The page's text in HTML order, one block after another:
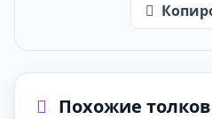
Похожие